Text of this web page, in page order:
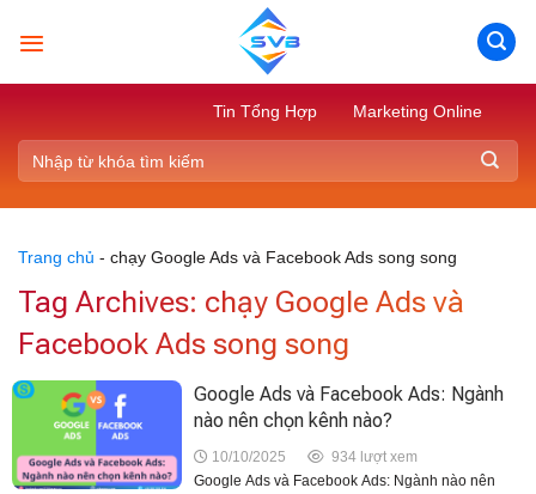
Tin Tổng Hợp Marketing Online
Trang chủ - chạy Google Ads và Facebook Ads song song
Tag Archives: chạy Google Ads và
Facebook Ads song song
Google Ads và Facebook Ads: Ngành
nào nên chọn kênh nào?
10/10/2025
934 lượt xem
Google Ads và Facebook Ads: Ngành nào nên